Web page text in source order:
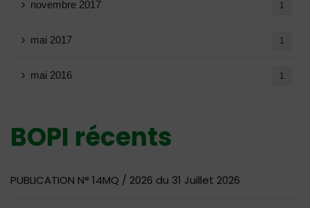
novembre 2017 1
mai 2017 1
mai 2016 1
BOPI récents
PUBLICATION N° 14MQ / 2026 du 31 Juillet 2026